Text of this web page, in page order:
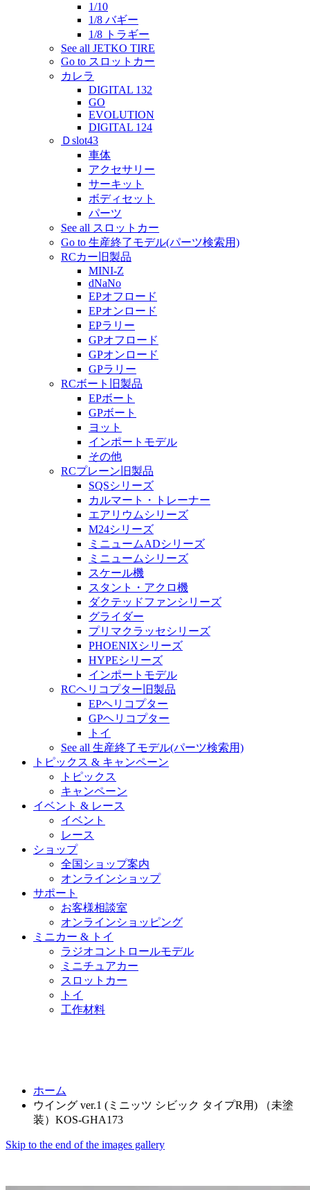
1/10
1/8 バギー
1/8 トラギー
See all JETKO TIRE
Go to スロットカー
カレラ
DIGITAL 132
GO
EVOLUTION
DIGITAL 124
Ｄslot43
車体
アクセサリー
サーキット
ボディセット
パーツ
See all スロットカー
Go to 生産終了モデル(パーツ検索用)
RCカー旧製品
MINI-Z
dNaNo
EPオフロード
EPオンロード
EPラリー
GPオフロード
GPオンロード
GPラリー
RCボート旧製品
EPボート
GPボート
ヨット
インポートモデル
その他
RCプレーン旧製品
SQSシリーズ
カルマート・トレーナー
エアリウムシリーズ
M24シリーズ
ミニュームADシリーズ
ミニュームシリーズ
スケール機
スタント・アクロ機
ダクテッドファンシリーズ
グライダー
プリマクラッセシリーズ
PHOENIXシリーズ
HYPEシリーズ
インポートモデル
RCヘリコプター旧製品
EPヘリコプター
GPヘリコプター
トイ
See all 生産終了モデル(パーツ検索用)
トピックス & キャンペーン
トピックス
キャンペーン
イベント & レース
イベント
レース
ショップ
全国ショップ案内
オンラインショップ
サポート
お客様相談室
オンラインショッピング
ミニカー & トイ
ラジオコントロールモデル
ミニチュアカー
スロットカー
トイ
工作材料
ホーム
ウイング ver.1 (ミニッツ シビック タイプR用) （未塗
装）KOS-GHA173
Skip to the end of the images gallery